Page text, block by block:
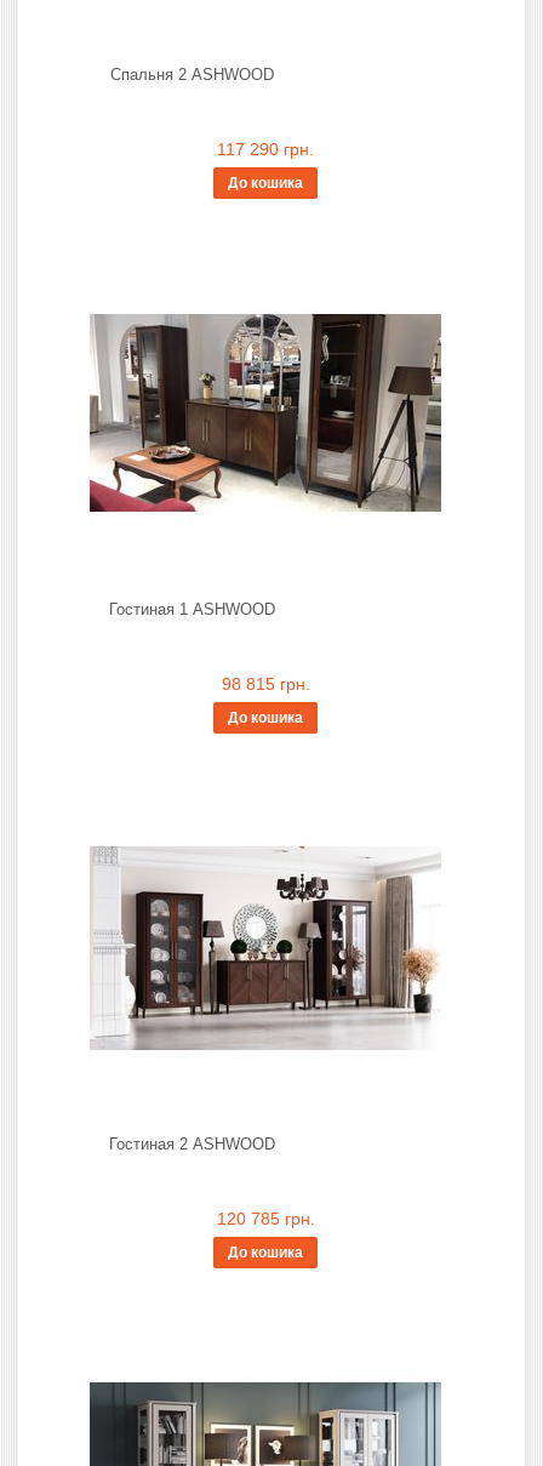
Спальня 2 ASHWOOD
117 290 грн.
До кошика
Гостиная 1 ASHWOOD
98 815 грн.
До кошика
Гостиная 2 ASHWOOD
120 785 грн.
До кошика